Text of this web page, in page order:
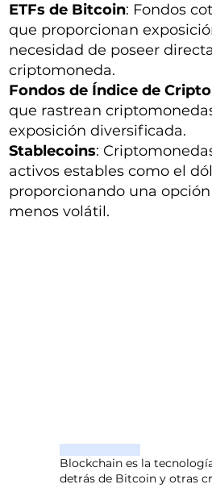
ETFs de Bitcoin: Fondos
que proporcionan
necesidad de poseer
criptomoneda.
Fondos de Índice de
que rastrean
exposición diversificada.
Stablecoins:
activos estables como el
proporcionando una
menos volátil.
Blockchain es la
detrás de Bitcoin y otras